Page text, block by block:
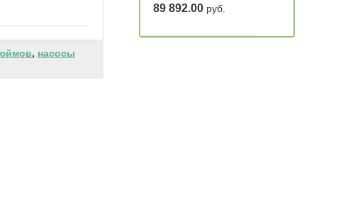
, насосы
89 892.00 руб.